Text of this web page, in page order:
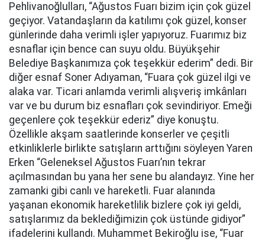
Pehlivanoğlulları, “Ağustos Fuarı bizim için çok güzel
geçiyor. Vatandaşların da katılımı çok güzel, konser
günlerinde daha verimli işler yapıyoruz. Fuarımız biz
esnaflar için bence can suyu oldu. Büyükşehir
Belediye Başkanımıza çok teşekkür ederim” dedi. Bir
diğer esnaf Soner Adıyaman, “Fuara çok güzel ilgi ve
alaka var. Ticari anlamda verimli alışveriş imkânları
var ve bu durum biz esnafları çok sevindiriyor. Emeği
geçenlere çok teşekkür ederiz” diye konuştu.
Özellikle akşam saatlerinde konserler ve çeşitli
etkinliklerle birlikte satışların arttığını söyleyen Yaren
Erken “Geleneksel Ağustos Fuarı’nın tekrar
açılmasından bu yana her sene bu alandayız. Yine her
zamanki gibi canlı ve hareketli. Fuar alanında
yaşanan ekonomik hareketlilik bizlere çok iyi geldi,
satışlarımız da beklediğimizin çok üstünde gidiyor”
ifadelerini kullandı. Muhammet Bekiroğlu ise, “Fuar